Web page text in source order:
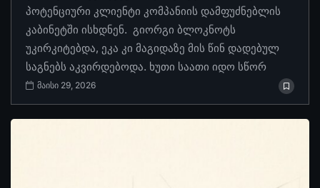
პოტენციური კლიენტი კომპანიის დამფუძნებლის
კაბინეტში ისხდნენ. გიორგი ბლოკნოტს
უკირკიტებდა, ეკა კი მაგიდაზე მის წინ დადებულ
საგნებს აკვირდებოდა. ხუთი საათი იდო სწორ
მაისი 29, 2026